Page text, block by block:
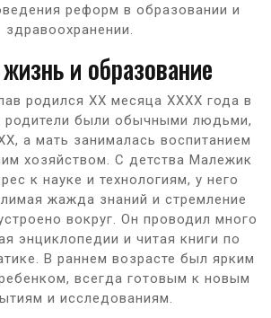
реформ в образовании и
здравоохранении.
и образование
родился XX месяца XXXX года в
родители были обычными людьми,
а мать занималась воспитанием
хозяйством. С детства Малежик
к науке и технологиям, у него
жажда знаний и стремление
вокруг. Он проводил много
энциклопедии и читая книги по
В раннем возрасте был ярким
всегда готовым к новым
и исследованиям.